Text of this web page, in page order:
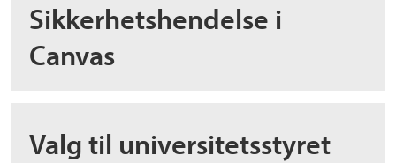
Sikkerhetshendelse i
Canvas
Valg til universitetsstyret